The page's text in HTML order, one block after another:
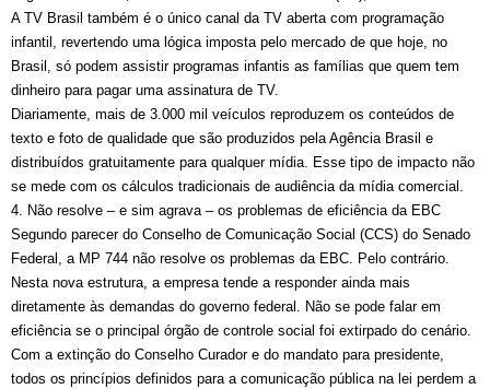
A TV Brasil também é o único canal da TV aberta com programação
infantil, revertendo uma lógica imposta pelo mercado de que hoje, no
Brasil, só podem assistir programas infantis as famílias que quem tem
dinheiro para pagar uma assinatura de TV.
Diariamente, mais de 3.000 mil veículos reproduzem os conteúdos de
texto e foto de qualidade que são produzidos pela Agência Brasil e
distribuídos gratuitamente para qualquer mídia. Esse tipo de impacto não
se mede com os cálculos tradicionais de audiência da mídia comercial.
4. Não resolve – e sim agrava – os problemas de eficiência da EBC
Segundo parecer do Conselho de Comunicação Social (CCS) do Senado
Federal, a MP 744 não resolve os problemas da EBC. Pelo contrário.
Nesta nova estrutura, a empresa tende a responder ainda mais
diretamente às demandas do governo federal. Não se pode falar em
eficiência se o principal órgão de controle social foi extirpado do cenário.
Com a extinção do Conselho Curador e do mandato para presidente,
todos os princípios definidos para a comunicação pública na lei perdem a